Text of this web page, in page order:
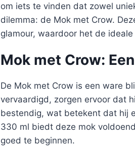
om iets te vinden dat zowel
dilemma: de Mok met Crow.
glamour, waardoor het de
Mok met Crow:
De Mok met Crow is een ware
vervaardigd, zorgen ervoor dat
bestendig, wat betekent dat hij
330 ml biedt deze mok
goed te beginnen.